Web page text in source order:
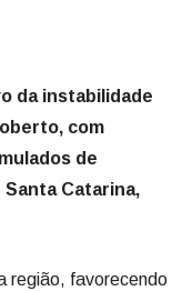
da instabilidade
com
de
Catarina,
região, favorecendo